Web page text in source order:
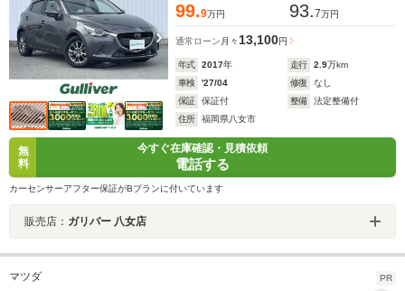
99.9万円 93.7万円
通常ローン 月々13,100円
年式 2017年 走行 2.9万km
車検
'27/04 修復
なし
保証
保証付 整備
法定整備付
住所
福岡県八女市
無
料
今すぐ在庫確認・見積依頼
電話する
カーセンサーアフター保証がBプランに付いています
販売店： ガリバー 八女店
マツダ PR